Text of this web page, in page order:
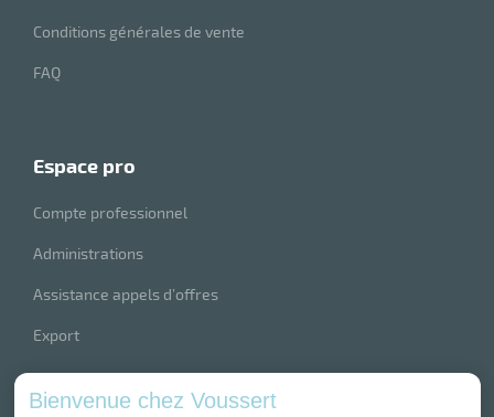
Conditions générales de vente
FAQ
espace pro
Compte professionnel
Administrations
Assistance appels d’offres
Export
index produits
Bienvenue chez Voussert